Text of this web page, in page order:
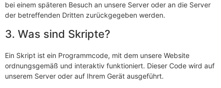
bei einem späteren Besuch an unsere Server oder an die Server
der betreffenden Dritten zurückgegeben werden.
3. Was sind Skripte?
Ein Skript ist ein Programmcode, mit dem unsere Website
ordnungsgemäß und interaktiv funktioniert. Dieser Code wird auf
unserem Server oder auf Ihrem Gerät ausgeführt.